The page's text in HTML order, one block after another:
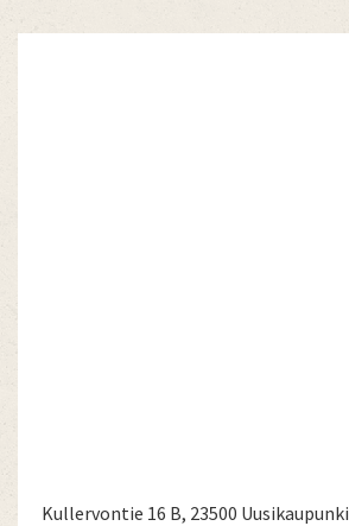
Kullervontie 16 B, 23500 Uusikaupunki